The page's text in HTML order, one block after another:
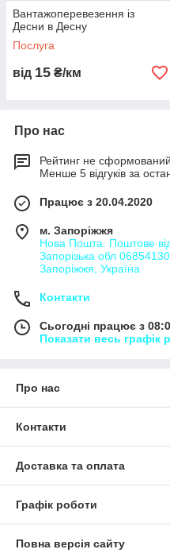
Вантажоперевезення із
Десни в Десну
Послуга
від 15 ₴/км
Про нас
Рейтинг не сформований
Менше 5 відгуків за
Працює з 20.04.2020
м. Запоріжжя
Нова Пошта. Поштове
Запорізька обл
Запоріжжя, Україна
Контакти
Сьогодні працює з
Показати весь графік
Про нас
Контакти
Доставка та оплата
Графік роботи
Повна версія сайту